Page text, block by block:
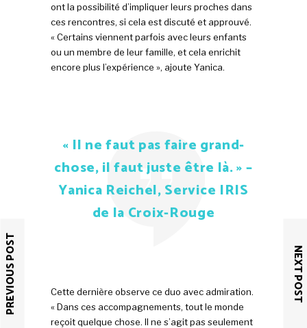
ont la possibilité d’impliquer leurs proches dans
ces rencontres, si cela est discuté et approuvé.
« Certains viennent parfois avec leurs enfants
ou un membre de leur famille, et cela enrichit
encore plus l’expérience », ajoute Yanica.
« Il ne faut pas faire grand-
chose, il faut juste être là. » –
Yanica Reichel, Service IRIS
de la Croix-Rouge
Cette dernière observe ce duo avec admiration.
« Dans ces accompagnements, tout le monde
reçoit quelque chose. Il ne s’agit pas seulement
PREVIOUS POST NEXT POST